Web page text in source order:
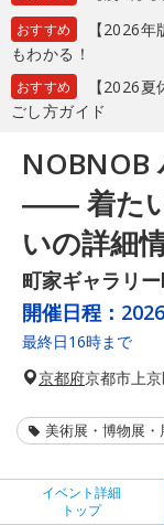
おすすめ
【2026
もわかる！
おすすめ
【2026
ごし方ガイド
NOBNOB
―― 着た
いの詳細
町家ギャラリ
開催日程：
最終日16時まで
京都府京都市上
美術展・博物展・
イベント詳細
トップ